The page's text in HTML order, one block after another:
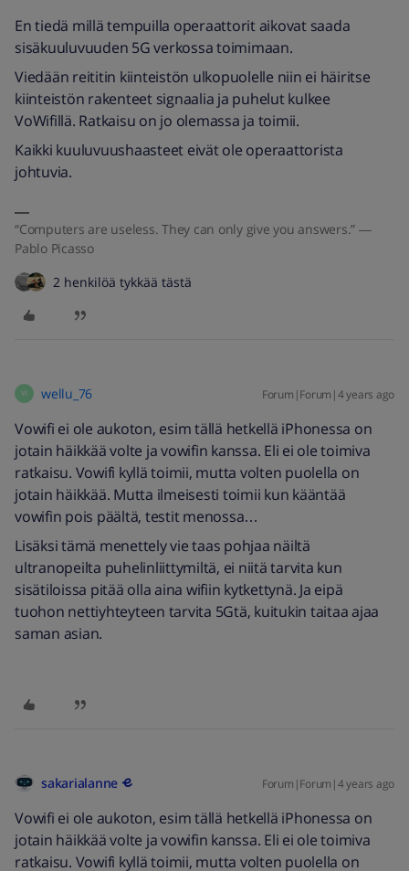
En tiedä millä tempuilla operaattorit aikovat saada
sisäkuuluvuuden 5G verkossa toimimaan.
Viedään reititin kiinteistön ulkopuolelle niin ei häiritse
kiinteistön rakenteet signaalia ja puhelut kulkee
VoWifillä. Ratkaisu on jo olemassa ja toimii.
Kaikki kuuluvuushaasteet eivät ole operaattorista
johtuvia.
“Computers are useless. They can only give you answers.” ―
Pablo Picasso
2 henkilöä tykkää tästä
W wellu_76 Forum|Forum|4 years ago
Vowifi ei ole aukoton, esim tällä hetkellä iPhonessa on
jotain häikkää volte ja vowifin kanssa. Eli ei ole toimiva
ratkaisu. Vowifi kyllä toimii, mutta volten puolella on
jotain häikkää. Mutta ilmeisesti toimii kun kääntää
vowifin pois päältä, testit menossa…
Lisäksi tämä menettely vie taas pohjaa näiltä
ultranopeilta puhelinliittymiltä, ei niitä tarvita kun
sisätiloissa pitää olla aina wifiin kytkettynä. Ja eipä
tuohon nettiyhteyteen tarvita 5Gtä, kuitukin taitaa ajaa
saman asian.
sakarialanne Forum|Forum|4 years ago
Vowifi ei ole aukoton, esim tällä hetkellä iPhonessa on
jotain häikkää volte ja vowifin kanssa. Eli ei ole toimiva
ratkaisu. Vowifi kyllä toimii, mutta volten puolella on